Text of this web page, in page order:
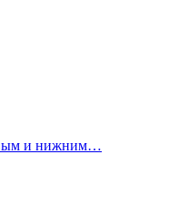
и нижним…